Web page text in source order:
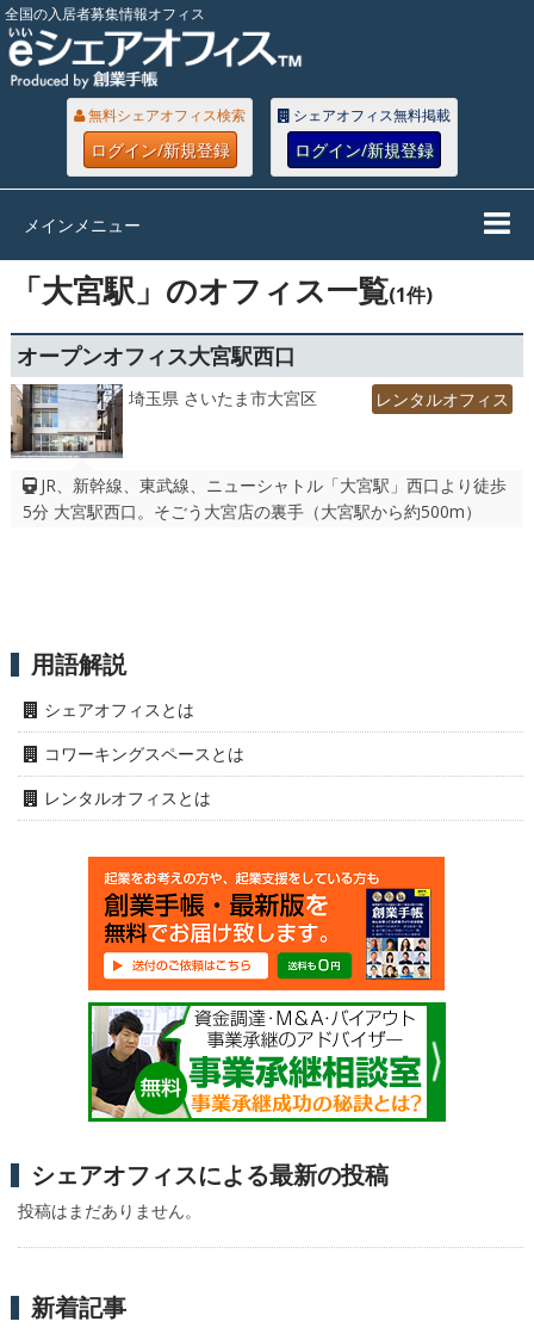
全国の入居者募集情報オフィス
無料シェアオフィス検索
ログイン/新規登録
シェアオフィス無料掲載
ログイン/新規登録
メインメニュー
「大宮駅」のオフィス一覧(1件)
オープンオフィス大宮駅西口
埼玉県 さいたま市大宮区 レンタルオフィス
JR、新幹線、東武線、ニューシャトル「大宮駅」西口より徒歩
5分 大宮駅西口。そごう大宮店の裏手（大宮駅から約500m）
用語解説
シェアオフィスとは
コワーキングスペースとは
レンタルオフィスとは
シェアオフィスによる最新の投稿
投稿はまだありません。
新着記事